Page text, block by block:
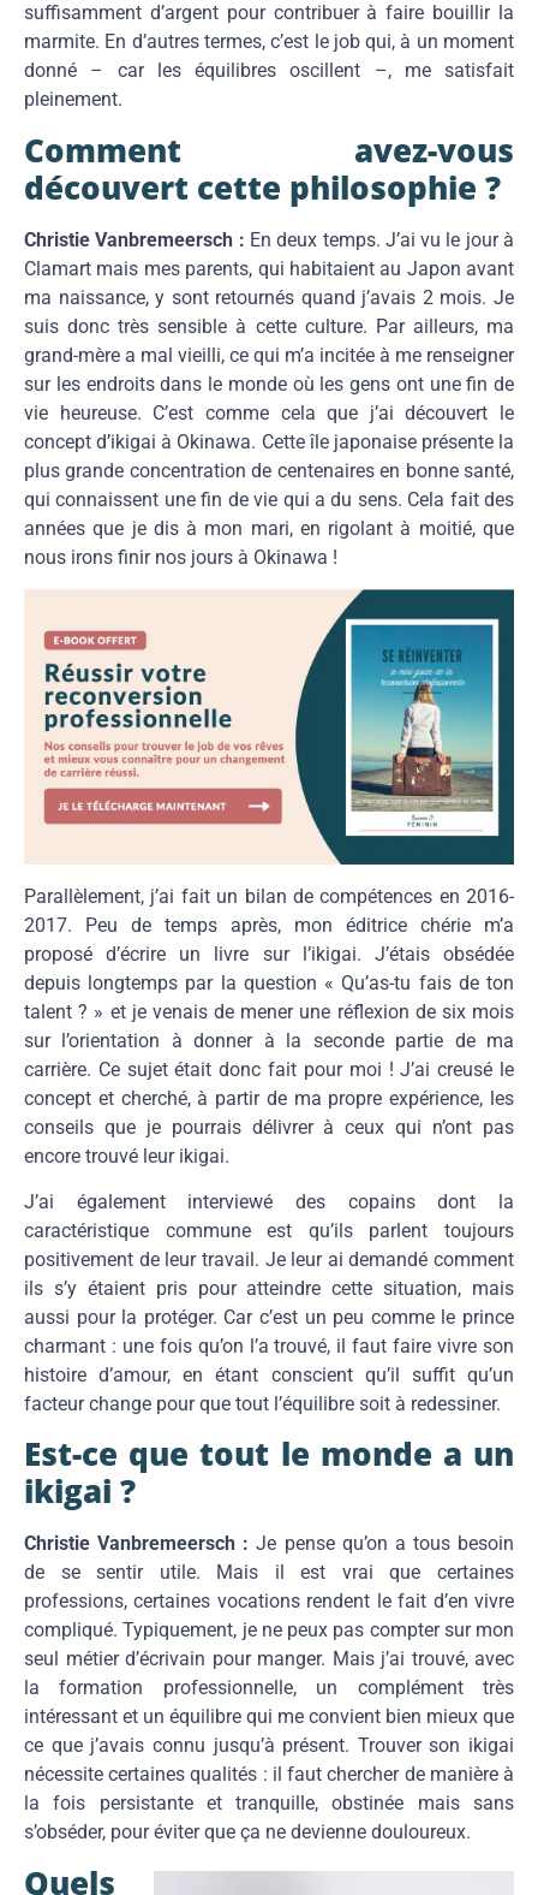
suffisamment d’argent pour contribuer à faire bouillir la
marmite. En d’autres termes, c’est le job qui, à un moment
donné – car les équilibres oscillent –, me satisfait
pleinement.
Comment avez-vous
découvert cette philosophie ?
Christie Vanbremeersch : En deux temps. J’ai vu le jour à
Clamart mais mes parents, qui habitaient au Japon avant
ma naissance, y sont retournés quand j’avais 2 mois. Je
suis donc très sensible à cette culture. Par ailleurs, ma
grand-mère a mal vieilli, ce qui m’a incitée à me renseigner
sur les endroits dans le monde où les gens ont une fin de
vie heureuse. C’est comme cela que j’ai découvert le
concept d’ikigai à Okinawa. Cette île japonaise présente la
plus grande concentration de centenaires en bonne santé,
qui connaissent une fin de vie qui a du sens. Cela fait des
années que je dis à mon mari, en rigolant à moitié, que
nous irons finir nos jours à Okinawa !
Parallèlement, j’ai fait un bilan de compétences en 2016-
2017. Peu de temps après, mon éditrice chérie m’a
proposé d’écrire un livre sur l’ikigai. J’étais obsédée
depuis longtemps par la question « Qu’as-tu fais de ton
talent ? » et je venais de mener une réflexion de six mois
sur l’orientation à donner à la seconde partie de ma
carrière. Ce sujet était donc fait pour moi ! J’ai creusé le
concept et cherché, à partir de ma propre expérience, les
conseils que je pourrais délivrer à ceux qui n’ont pas
encore trouvé leur ikigai.
J’ai également interviewé des copains dont la
caractéristique commune est qu’ils parlent toujours
positivement de leur travail. Je leur ai demandé comment
ils s’y étaient pris pour atteindre cette situation, mais
aussi pour la protéger. Car c’est un peu comme le prince
charmant : une fois qu’on l’a trouvé, il faut faire vivre son
histoire d’amour, en étant conscient qu’il suffit qu’un
facteur change pour que tout l’équilibre soit à redessiner.
Est-ce que tout le monde a un
ikigai ?
Christie Vanbremeersch :Je pense qu’on a tous besoin
de se sentir utile. Mais il est vrai que certaines
professions, certaines vocations rendent le fait d’en vivre
compliqué. Typiquement, je ne peux pas compter sur mon
seul métier d’écrivain pour manger. Mais j’ai trouvé, avec
la formation professionnelle, un complément très
intéressant et un équilibre qui me convient bien mieux que
ce que j’avais connu jusqu’à présent. Trouver son ikigai
nécessite certaines qualités : il faut chercher de manière à
la fois persistante et tranquille, obstinée mais sans
s’obséder, pour éviter que ça ne devienne douloureux.
Quels